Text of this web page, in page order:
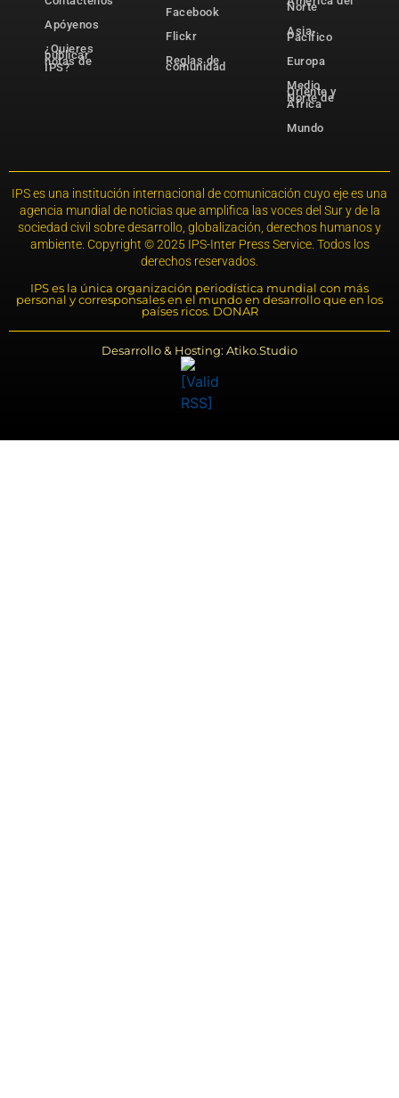
Apóyenos
¿Quieres
publicar
notas de
IPS?
Facebook
Flickr
Reglas de
comunidad
Norte
Asia-
Pacífico
Europa
Medio
Oriente y
Norte de
África
Mundo
IPS es una institución internacional de comunicación cuyo eje es una
agencia mundial de noticias que amplifica las voces del Sur y de la
sociedad civil sobre desarrollo, globalización, derechos humanos y
ambiente. Copyright © 2025 IPS-Inter Press Service. Todos los
derechos reservados.
IPS es la única organización periodística mundial con más
personal y corresponsales en el mundo en desarrollo que en los
países ricos. DONAR
Desarrollo & Hosting: Atiko.Studio